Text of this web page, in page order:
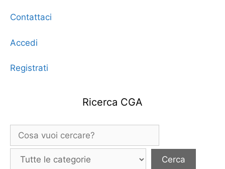
Contattaci
Accedi
Registrati
Ricerca CGA